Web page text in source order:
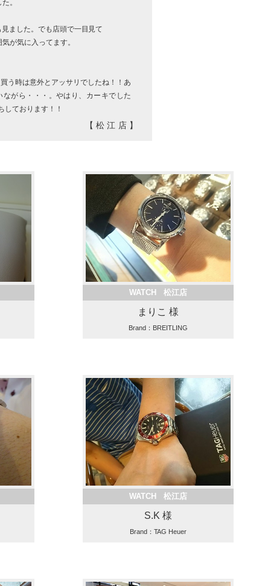
。
ました。でも店頭で一目見て
が気に入ってます。
う時は意外とアッサリでしたね！！あ
がら・・・。やはり、カーキでした
しております！！
【松江店】
WATCH 松江店
まりこ 様
Brand：BREITLING
WATCH 松江店
S.K 様
Brand：TAG Heuer